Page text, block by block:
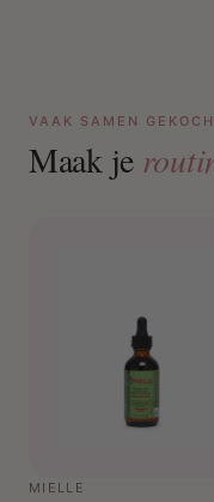
VAAK SAMEN
Maak je
MIELLE